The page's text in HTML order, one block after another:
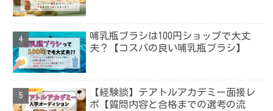
哺乳瓶ブラシは100円ショップで大丈
夫？【コスパの良い哺乳瓶ブラシ】
【経験談】テアトルアカデミー面接レ
ポ【質問内容と合格までの選考の流